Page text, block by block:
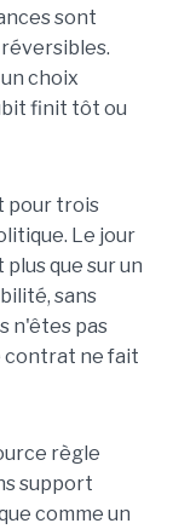
sont
choix
finit tôt ou
pour trois
Le jour
que sur un
sans
n'êtes pas
contrat ne fait
règle
support
comme un